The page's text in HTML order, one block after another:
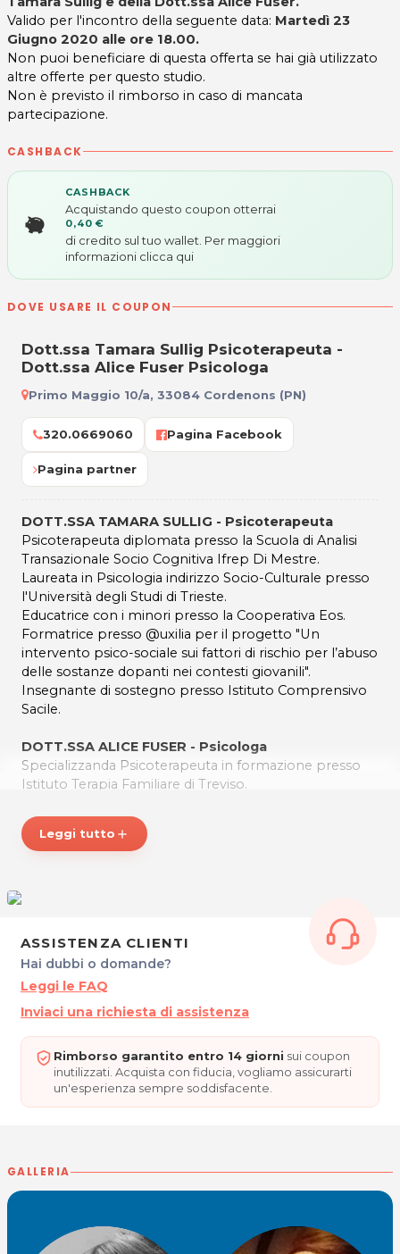
Valido per l'incontro della seguente data: Martedì 23
Giugno 2020 alle ore 18.00.
Non puoi beneficiare di questa offerta se hai già utilizzato
altre offerte per questo studio.
Non è previsto il rimborso in caso di mancata
partecipazione.
CASHBACK
CASHBACK
Acquistando questo coupon otterrai
0,40 €
di credito sul tuo wallet. Per maggiori
informazioni clicca qui
DOVE USARE IL COUPON
Dott.ssa Tamara Sullig Psicoterapeuta -
Dott.ssa Alice Fuser Psicologa
Primo Maggio 10/a, 33084 Cordenons (PN)
320.0669060 Pagina Facebook
Pagina partner
DOTT.SSA TAMARA SULLIG - Psicoterapeuta
Psicoterapeuta diplomata presso la Scuola di Analisi
Transazionale Socio Cognitiva Ifrep Di Mestre.
Laureata in Psicologia indirizzo Socio-Culturale presso
l'Università degli Studi di Trieste.
Educatrice con i minori presso la Cooperativa Eos.
Formatrice presso @uxilia per il progetto "Un
intervento psico-sociale sui fattori di rischio per l’abuso
delle sostanze dopanti nei contesti giovanili".
Insegnante di sostegno presso Istituto Comprensivo
Sacile.
DOTT.SSA ALICE FUSER - Psicologa
Specializzanda Psicoterapeuta in formazione presso
Istituto Terapia Familiare di Treviso.
Universitario Salesiano Venezia.
*Prezzi di listino verificati in data 26/05/2020
DOTT.SSA TAMARA SULLIG - Psicoterapeuta
Primo Maggio 10/a
33080 Cordenons (PN)
P.IVA 01260110323
Leggi tutto add
ASSISTENZA CLIENTI
Hai dubbi o domande?
Leggi le FAQ
Inviaci una richiesta di assistenza
Rimborso garantito entro 14 giorni sui coupon
inutilizzati. Acquista con fiducia, vogliamo assicurarti
un'esperienza sempre soddisfacente.
GALLERIA